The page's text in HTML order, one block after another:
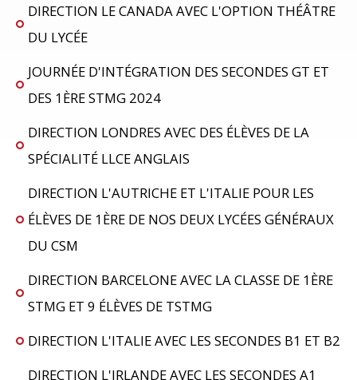
DIRECTION LE CANADA AVEC L'OPTION THÉÂTRE
DU LYCÉE
JOURNÉE D'INTÉGRATION DES SECONDES GT ET
DES 1ÈRE STMG 2024
DIRECTION LONDRES AVEC DES ÉLÈVES DE LA
SPÉCIALITÉ LLCE ANGLAIS
DIRECTION L'AUTRICHE ET L'ITALIE POUR LES
ÉLÈVES DE 1ÈRE DE NOS DEUX LYCÉES GÉNÉRAUX
DU CSM
DIRECTION BARCELONE AVEC LA CLASSE DE 1ÈRE
STMG ET 9 ÉLÈVES DE TSTMG
DIRECTION L'ITALIE AVEC LES SECONDES B1 ET B2
DIRECTION L'IRLANDE AVEC LES SECONDES A1